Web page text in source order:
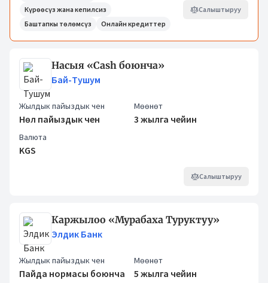
Күрөөсүз жана кепилсиз
Баштапкы төлөмсүз
Онлайн кредиттер
Салыштыруу
Насыя «Cash боюнча»
Бай-Тушум
Жылдык пайыздык чен
Нөл пайыздык чен
Мөөнөт
3 жылга чейин
Валюта
KGS
Салыштыруу
Каржылоо «Мурабаха Туруктуу»
Элдик Банк
Жылдык пайыздык чен
Пайда нормасы боюнча
Мөөнөт
5 жылга чейин